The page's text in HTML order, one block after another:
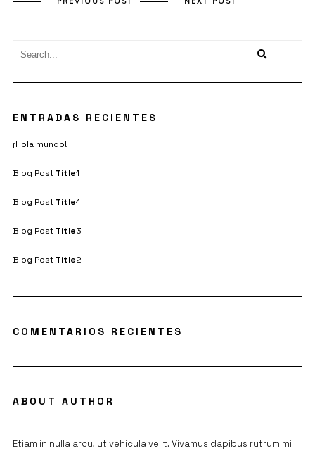
ENTRADAS RECIENTES
¡Hola mundo!
Blog Post Title1
Blog Post Title4
Blog Post Title3
Blog Post Title2
COMENTARIOS RECIENTES
ABOUT AUTHOR
Etiam in nulla arcu, ut vehicula velit. Vivamus dapibus rutrum mi